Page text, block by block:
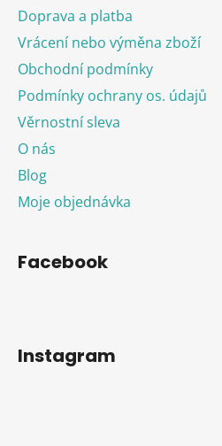
Doprava a platba
Vrácení nebo výměna zboží
Obchodní podmínky
Podmínky ochrany os. údajů
Věrnostní sleva
O nás
Blog
Moje objednávka
Facebook
Instagram